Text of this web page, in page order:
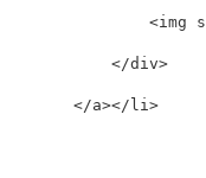
<img
</div>
</a></ li>